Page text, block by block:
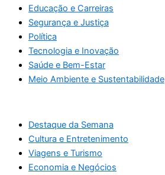
Educação e Carreiras
Segurança e Justiça
Política
Tecnologia e Inovação
Saúde e Bem-Estar
Meio Ambiente e Sustentabilidade
Destaque da Semana
Cultura e Entretenimento
Viagens e Turismo
Economia e Negócios